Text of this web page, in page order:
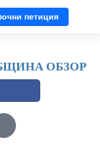
петиция
ОБЗОР